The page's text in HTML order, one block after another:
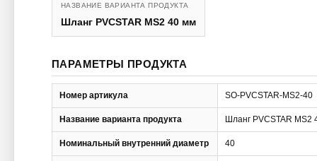
НАЗВАНИЕ ВАРИАНТА ПРОДУКТА
Шланг PVCSTAR MS2 40 мм
ПАРАМЕТРЫ ПРОДУКТА
Номер артикула SO-PVCSTAR-MS2-40
Название варианта продукта Шланг PVCSTAR MS2
Номинальный внутренний диаметр 40